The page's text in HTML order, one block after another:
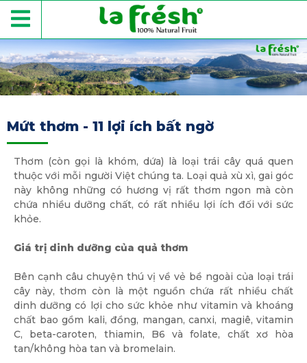
Mứt thơm - 11 lợi ích bất ngờ
Thơm (còn gọi là khóm, dứa) là loại trái cây quá quen
thuộc với mỗi người Việt chúng ta. Loại quả xù xì, gai góc
này không những có hương vị rất thơm ngon mà còn
chứa nhiều dưỡng chất, có rất nhiều lợi ích đối với sức
khỏe.
Giá trị dinh dưỡng của quả thơm
Bên cạnh câu chuyện thú vị về vẻ bề ngoài của loại trái
cây này, thơm còn là một nguồn chứa rất nhiều chất
dinh dưỡng có lợi cho sức khỏe như vitamin và khoáng
chất bao gồm kali, đồng, mangan, canxi, magiê, vitamin
C, beta-caroten, thiamin, B6 và folate, chất xơ hòa
tan/không hòa tan và bromelain.